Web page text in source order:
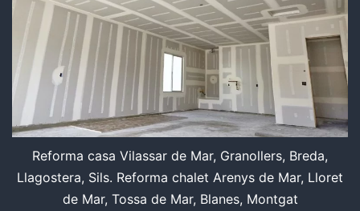
Reforma casa Vilassar de Mar, Granollers, Breda,
Llagostera, Sils. Reforma chalet Arenys de Mar, Lloret
de Mar, Tossa de Mar, Blanes, Montgat